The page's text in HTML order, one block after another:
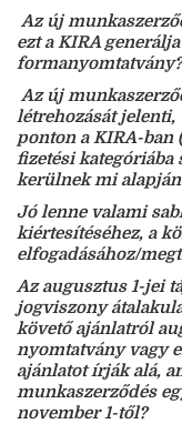
Az új
ezt a KIRA
formanyomtatvány?
Az új
létrehozását
ponton a KIRA-
fizetési
kerülnek mi
Jó lenne valami
kiértesítéséhez, a
elfogadásához/
Az augusztus 1-jei
jogviszony
követő ajánlatról
nyomtatvány vagy
ajánlatot írják alá,
munkaszerződés
november 1-től?